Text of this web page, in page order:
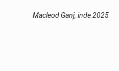
Macleod Ganj, inde 2025